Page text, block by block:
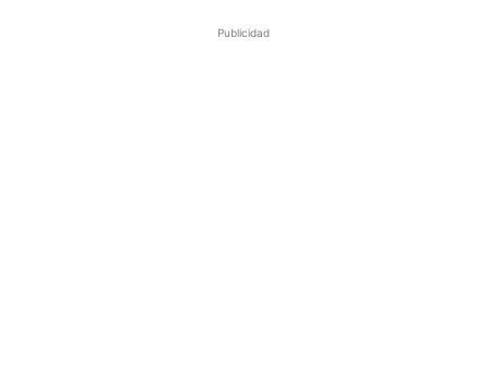
Publicidad